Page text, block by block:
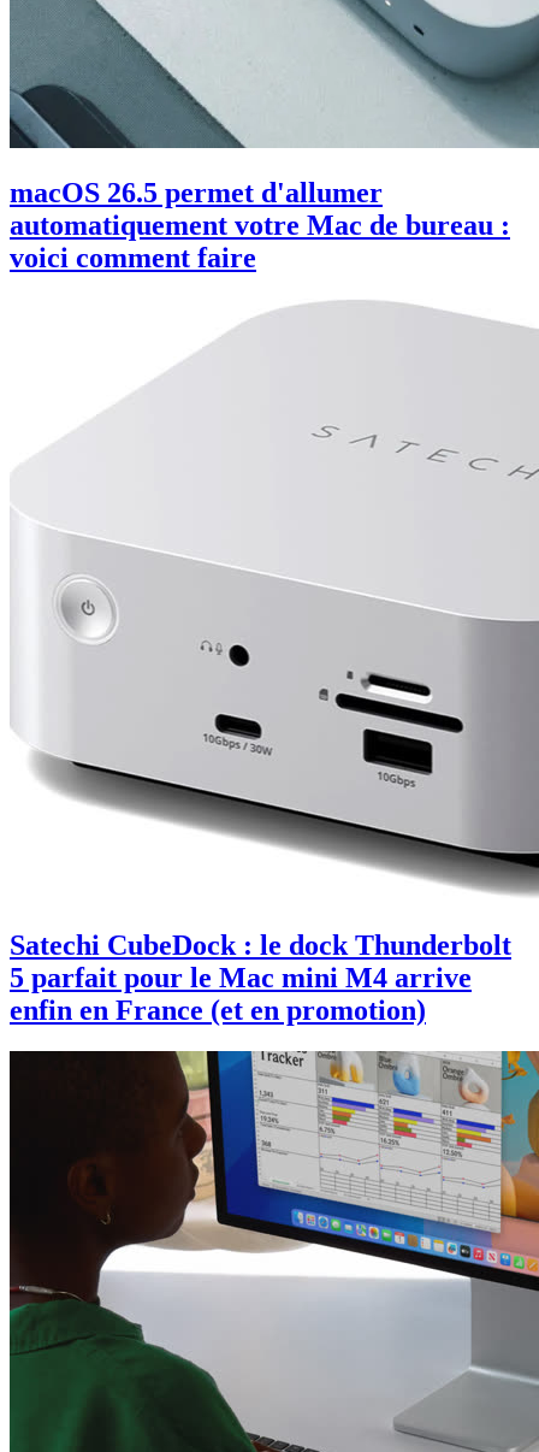
macOS 26.5 permet d'allumer
automatiquement votre Mac de bureau :
voici comment faire
Satechi CubeDock : le dock Thunderbolt
5 parfait pour le Mac mini M4 arrive
enfin en France (et en promotion)